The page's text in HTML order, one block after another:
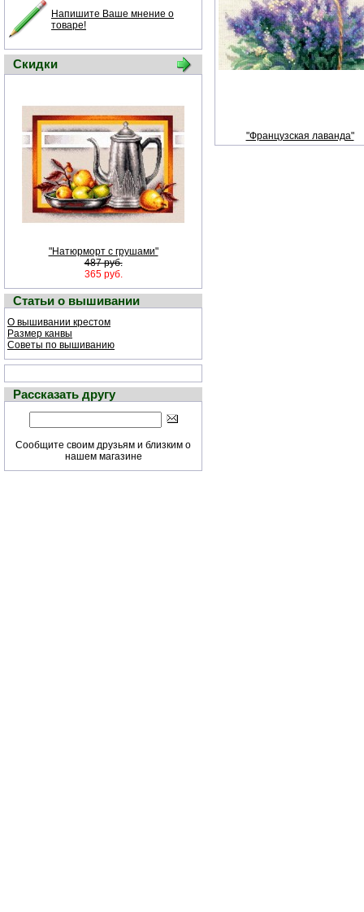
Напишите Ваше мнение о
товаре!
Скидки
"Натюрморт с грушами"
487 руб.
365 руб.
Статьи о вышивании
О вышивании крестом
Размер канвы
Советы по вышиванию
Рассказать другу
Сообщите своим друзьям и близким о
нашем магазине
"Французская лаванда"